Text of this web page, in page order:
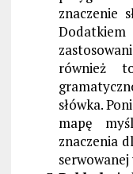
znaczenie
również
słówka.
mapę
znaczenia
serwowanej